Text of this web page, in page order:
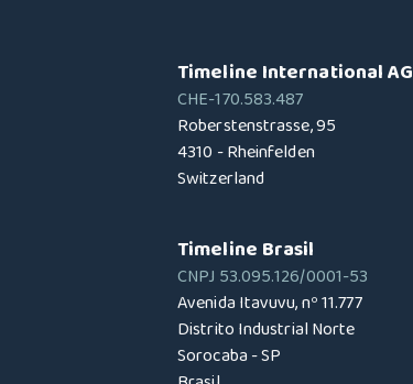
Timeline International AG
CHE-170.583.487
Roberstenstrasse, 95
4310 - Rheinfelden
Switzerland
Timeline Brasil
CNPJ 53.095.126/0001-53
Avenida Itavuvu, nº 11.777
Distrito Industrial Norte
Sorocaba - SP